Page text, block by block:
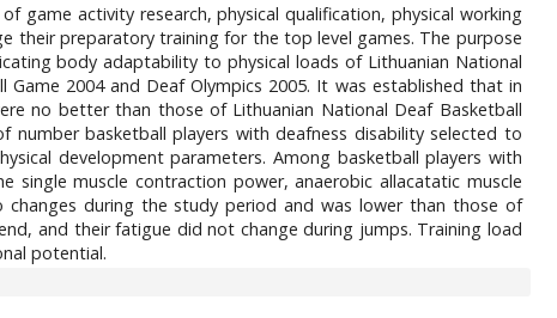
game activity research, physical qualification, physical working
their preparatory training for the top level games. The purpose
body adaptability to physical loads of Lithuanian National
2004 and Deaf Olympics 2005. It was established that in
no better than those of Lithuanian National Deaf Basketball
basketball players with deafness disability selected to
development parameters. Among basketball players with
single muscle contraction power, anaerobic allacatatic muscle
during the study period and was lower than those of
and their fatigue did not change during jumps. Training load
potential.